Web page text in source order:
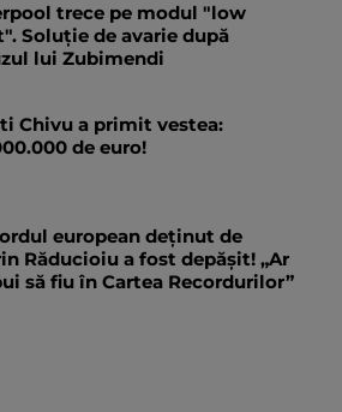
trece pe modul "low
Soluție de avarie după
lui Zubimendi
Chivu a primit vestea:
de euro!
european deținut de
Răducioiu a fost depășit! „Ar
să fiu în Cartea Recordurilor”